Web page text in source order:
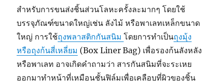
สำหรับการขนส่งชิ้นส่วนโลหะครั้งละมากๆ โดยใช้
บรรจุภัณฑ์ขนาดใหญ่เช่น ลังไม้ หรือพาเลทเหล็กขนาด
ใหญ่ การใช้ถุงพลาสติกกันสนิมโดยการทำเป็นถุงมุ้ง
หรือถุงก้นสี่เหลี่ยม (Box Liner Bag) เพื่อรองก้นลังหลัง
หรือพาเลท อาจเกิดคำถามว่า สารกันสนิมที่จะระเหย
ออกมาทำหน้าที่เหมือนชั้นฟิล์มเพื่อเคลือบที่ผิวของชิ้น